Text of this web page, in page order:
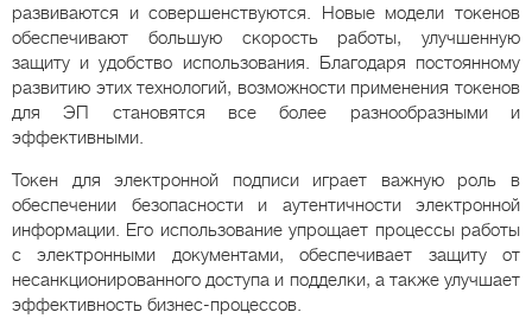
развиваются и совершенствуются. Новые модели токенов
обеспечивают большую скорость работы, улучшенную
защиту и удобство использования. Благодаря постоянному
развитию этих технологий, возможности применения токенов
для ЭП становятся все более разнообразными и
эффективными.
Токен для электронной подписи играет важную роль в
обеспечении безопасности и аутентичности электронной
информации. Его использование упрощает процессы работы
с электронными документами, обеспечивает защиту от
несанкционированного доступа и подделки, а также улучшает
эффективность бизнес-процессов.